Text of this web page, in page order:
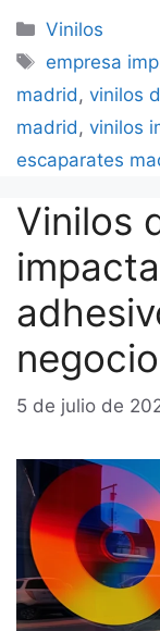
Categorías
Vinilos
Etiquetas
empresa
madrid , vinilos
madrid , vinilos
escaparates
Vinilos
negocio
5 de julio de